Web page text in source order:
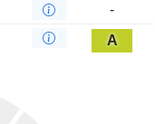
-
A